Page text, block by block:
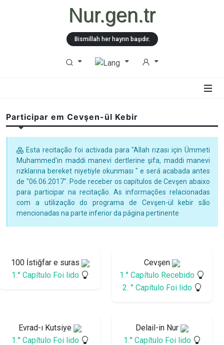
Nur.gen.tr
Bismillah her hayrın başıdır.
Participar em Cevşen-ül Kebir
Esta recitação foi activada para "Allah rızası için Ümmeti
Muhammed'in maddi manevi dertlerine şifa, maddi manevi
rızklarına bereket niyetiyle okunması " e será acabada antes
de "06.06.2017". Pode receber os capítulos de Cevşen abaixo
para participar na recitação. As informações relacionadas
com a utilização do programa de Cevşen-ül kebir são
mencionadas na parte inferior da página pertinente
100 İstiğfar e suras
1.° Capítulo Foi lido
Cevşen
1.° Capítulo Recebido
2. ° Capítulo Foi lido
Evrad-ı Kutsiye
1.° Capítulo Foi lido
Delail-in Nur
1.° Capítulo Foi lido